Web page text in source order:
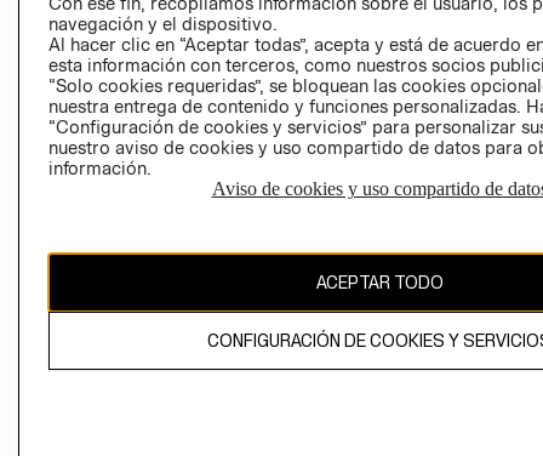
Perú (S/)
CAMBIAR REGIÓN
propiedad de H&M Hennes & Mauritz AB
navegación y el dispositivo.
Al hacer clic en “Aceptar todas”, acepta y está de acuerdo
esta información con terceros, como nuestros socios
“Solo cookies requeridas”, se bloquean las cookies
nuestra entrega de contenido y funciones personalizadas.
“Configuración de cookies y servicios” para personalizar
nuestro aviso de cookies y uso compartido de datos para
información.
Aviso de cookies y uso compartido de
ACEPTAR TODO
CONFIGURACIÓN DE COOKIES Y